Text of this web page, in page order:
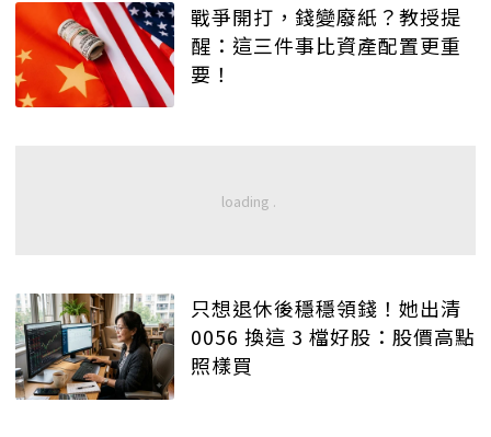
戰爭開打，錢變廢紙？教授提
醒：這三件事比資產配置更重
要！
只想退休後穩穩領錢！她出清
0056 換這 3 檔好股：股價高點
照樣買